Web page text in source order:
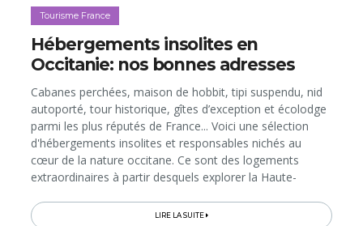
Tourisme France
Hébergements insolites en
Occitanie: nos bonnes adresses
Cabanes perchées, maison de hobbit, tipi suspendu, nid
autoporté, tour historique, gîtes d’exception et écolodge
parmi les plus réputés de France... Voici une sélection
d'hébergements insolites et responsables nichés au
cœur de la nature occitane. Ce sont des logements
extraordinaires à partir desquels explorer la Haute-
LIRE LA SUITE